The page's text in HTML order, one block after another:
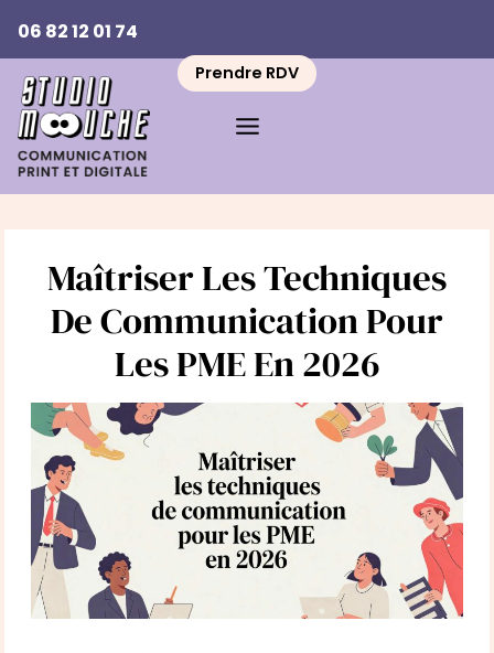
au06 82 12 01 74
Prendre RDV
Maîtriser Les Techniques
De Communication Pour
Les PME En 2026